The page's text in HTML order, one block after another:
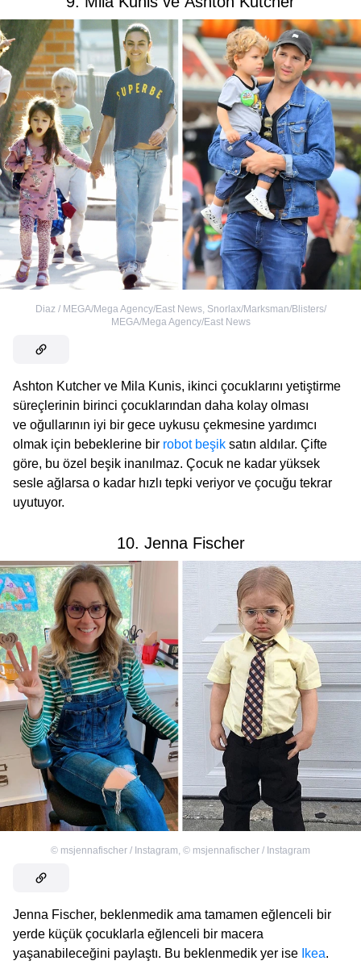
Diaz / MEGA/Mega Agency/East News, Snorlax/Marksman/Blisters/
MEGA/Mega Agency/East News
Ashton Kutcher ve Mila Kunis, ikinci çocuklarını yetiştirme
süreçlerinin birinci çocuklarından daha kolay olması
ve oğullarının iyi bir gece uykusu çekmesine yardımcı
olmak için bebeklerine bir robot beşik satın aldılar. Çifte
göre, bu özel beşik inanılmaz. Çocuk ne kadar yüksek
sesle ağlarsa o kadar hızlı tepki veriyor ve çocuğu tekrar
uyutuyor.
10. Jenna Fischer
© msjennafischer / Instagram, © msjennafischer / Instagram
Jenna Fischer, beklenmedik ama tamamen eğlenceli bir
yerde küçük çocuklarla eğlenceli bir macera
yaşanabileceğini paylaştı. Bu beklenmedik yer ise Ikea.